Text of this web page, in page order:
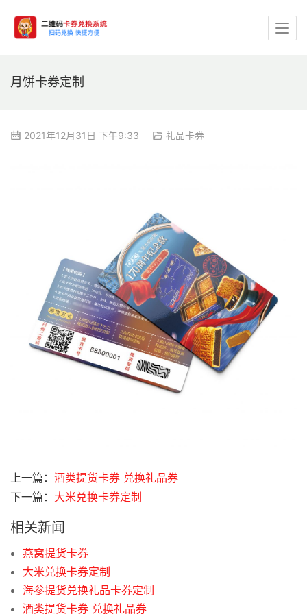
月饼卡券定制
2021年12月31日 下午9:33 礼品卡券
上一篇： 酒类提货卡券 兑换礼品券
下一篇： 大米兑换卡券定制
相关新闻
燕窝提货卡券
大米兑换卡券定制
海参提货兑换礼品卡券定制
酒类提货卡券 兑换礼品券